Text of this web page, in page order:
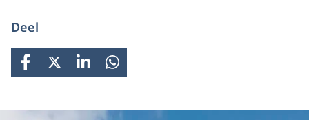
Deel
FACEBOOK
X LINKEDINWHATSAPP